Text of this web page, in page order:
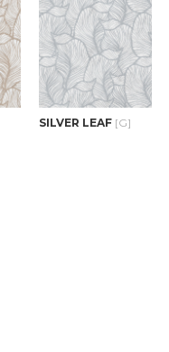
SILVER LEAF [G]